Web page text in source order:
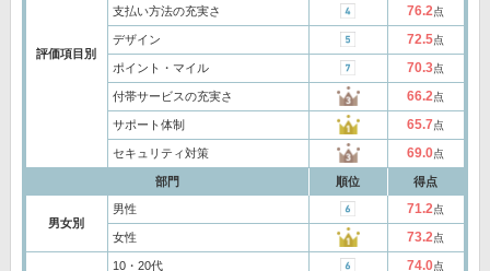
評価項目別
支払い方法の充実さ 76.2点
デザイン 72.5点
ポイント・マイル 70.3点
付帯サービスの充実さ 66.2点
サポート体制 65.7点
セキュリティ対策 69.0点
部門 順位 得点
男女別
男性 71.2点
女性 73.2点
10・20代 74.0点